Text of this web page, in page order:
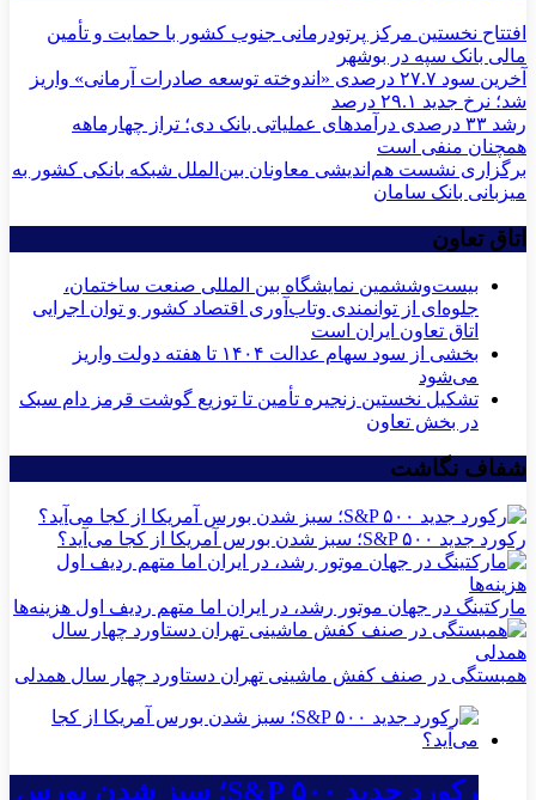
افتتاح نخستین مرکز پرتودرمانی جنوب کشور با حمایت و تأمین
مالی بانک سپه در بوشهر
آخرین سود ۲۷.۷ درصدی «اندوخته توسعه صادرات آرمانی» واریز
شد؛ نرخ جدید ۲۹.۱ درصد
رشد ۳۳ درصدی درآمدهای عملیاتی بانک دی؛ تراز چهارماهه
همچنان منفی است
برگزاری نشست هم‌اندیشی معاونان بین‌الملل شبکه بانکی کشور به
میزبانی بانک سامان
اتاق تعاون
بیست‌وششمین نمایشگاه بین المللی صنعت ساختمان،
جلوه‌ای از توانمندی وتاب‌آوری اقتصاد کشور و توان اجرایی
اتاق تعاون ایران است
بخشی از سود سهام عدالت ۱۴۰۴ تا هفته دولت واریز
می‌شود
تشکیل نخستین زنجیره تأمین تا توزیع گوشت قرمز دام سبک
در بخش تعاون
شفاف نگاشت
رکورد جدید S&P ۵۰۰؛ سبز شدن بورس آمریکا از کجا می‌آید؟
مارکتینگ در جهان موتور رشد، در ایران اما متهم ردیف اول هزینه‌ها
همبستگی در صنف کفش ماشینی تهران دستاورد چهار سال همدلی
رکورد جدید S&P ۵۰۰؛ سبز شدن بورس